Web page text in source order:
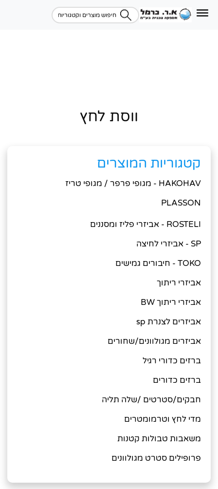
ווסת לחץ
קטגוריות המוצרים
HAKOHAV - מגופי פרפר / מגופי טריז
PLASSON
ROSTELI - אביזרי פליז ומסננים
SP - אביזרי לחיצה
TOKO - חיבורים גמישים
אביזרי ריתוך
אביזרי ריתוך BW
אביזרים לצנרת sp
אביזרים מגולוונים/שחורים
ברזים כדורי רגיל
ברזים כדורים
חבקים/סטרטים /שלה תליה
מדי לחץ וטרמומטרים
משאבות טבולות קטנות
פרופילים סטרט מגולוונים